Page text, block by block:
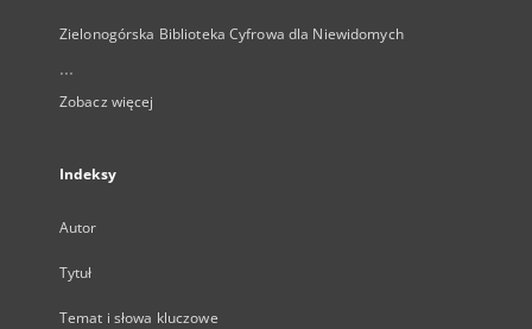
Zielonogórska Biblioteka Cyfrowa dla Niewidomych
...
Zobacz więcej
Indeksy
Autor
Tytuł
Temat i słowa kluczowe